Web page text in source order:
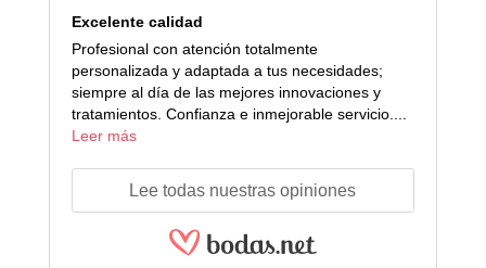
Excelente calidad
Profesional con atención totalmente
personalizada y adaptada a tus necesidades;
siempre al día de las mejores innovaciones y
tratamientos. Confianza e inmejorable servicio....
Leer más
Lee todas nuestras opiniones